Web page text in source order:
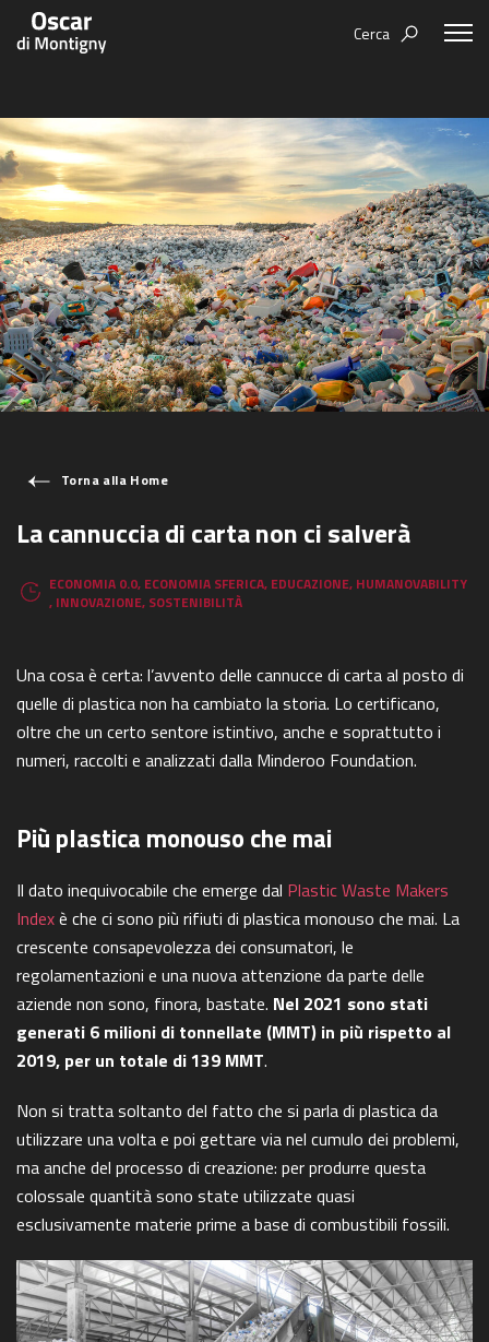
Cerca
Humanovability
Economia Sferica
Centodieci
Nuovi Eroi
Be Your Essence
Futurability
Bio
Books
Events
Video
IT
Torna alla Home
La cannuccia di carta non ci salverà
ECONOMIA 0.0, ECONOMIA SFERICA, EDUCAZIONE, HUMANOVABILITY
, INNOVAZIONE, SOSTENIBILITÀ
Una cosa è certa: l’avvento delle cannucce di carta al posto di
quelle di plastica non ha cambiato la storia. Lo certificano,
oltre che un certo sentore istintivo, anche e soprattutto i
numeri, raccolti e analizzati dalla Minderoo Foundation.
Più plastica monouso che mai
Il dato inequivocabile che emerge dal Plastic Waste Makers
Indexè che ci sono più rifiuti di plastica monouso che mai. La
crescente consapevolezza dei consumatori, le
regolamentazioni e una nuova attenzione da parte delle
aziende non sono, finora, bastate. Nel 2021 sono stati
generati 6 milioni di tonnellate (MMT) in più rispetto al
2019, per un totale di 139 MMT.
Non si tratta soltanto del fatto che si parla di plastica da
utilizzare una volta e poi gettare via nel cumulo dei problemi,
ma anche del processo di creazione: per produrre questa
colossale quantità sono state utilizzate quasi
esclusivamente materie prime a base di combustibili fossili.